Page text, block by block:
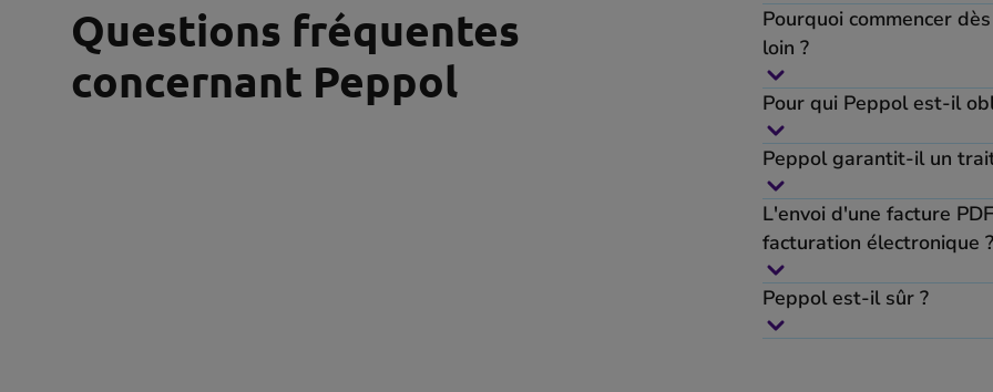
Questions fréquentes
concernant Peppol
Pourquoi commencer
loin ?
Pour qui Peppol est-il
Peppol garantit-il un
L'envoi d'une facture
facturation électronique ?
Peppol est-il sûr ?